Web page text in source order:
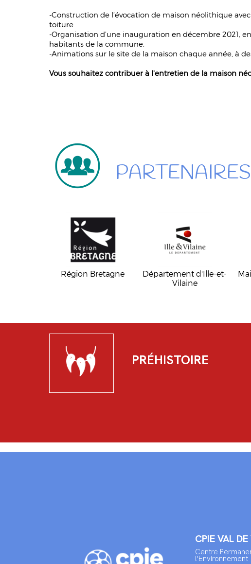
-Construction de l’évocation de maison néolithique
toiture.
-Organisation d’une inauguration en décembre 2021,
habitants de la commune.
-Animations sur le site de la maison chaque année, à
Vous souhaitez contribuer à l'entretien de la maison
PARTENAIRES
Région Bretagne
Département d'Ille-et-
Vilaine
PRÉHISTOIRE
CPIE VAL
Centre
l'Environnement